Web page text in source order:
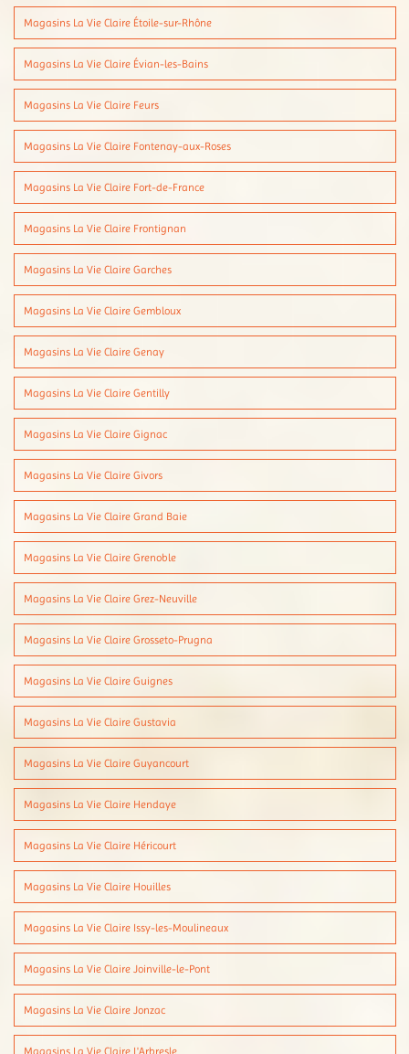
Magasins La Vie Claire Étoile-sur-Rhône
Magasins La Vie Claire Évian-les-Bains
Magasins La Vie Claire Feurs
Magasins La Vie Claire Fontenay-aux-Roses
Magasins La Vie Claire Fort-de-France
Magasins La Vie Claire Frontignan
Magasins La Vie Claire Garches
Magasins La Vie Claire Gembloux
Magasins La Vie Claire Genay
Magasins La Vie Claire Gentilly
Magasins La Vie Claire Gignac
Magasins La Vie Claire Givors
Magasins La Vie Claire Grand Baie
Magasins La Vie Claire Grenoble
Magasins La Vie Claire Grez-Neuville
Magasins La Vie Claire Grosseto-Prugna
Magasins La Vie Claire Guignes
Magasins La Vie Claire Gustavia
Magasins La Vie Claire Guyancourt
Magasins La Vie Claire Hendaye
Magasins La Vie Claire Héricourt
Magasins La Vie Claire Houilles
Magasins La Vie Claire Issy-les-Moulineaux
Magasins La Vie Claire Joinville-le-Pont
Magasins La Vie Claire Jonzac
Magasins La Vie Claire L'Arbresle